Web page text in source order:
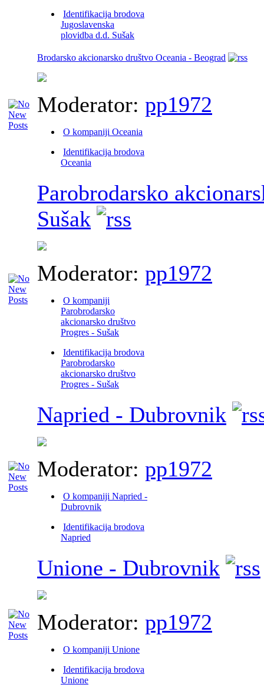
Identifikacija brodova
Jugoslavenska
plovidba d.d. Sušak
Brodarsko akcionarsko društvo Oceania - Beograd
Moderator: pp1972
O kompaniji Oceania
Identifikacija brodova
Oceania
Parobrodarsko
Sušak
Moderator: pp1972
O kompaniji
Parobrodarsko
akcionarsko društvo
Progres - Sušak
Identifikacija brodova
Parobrodarsko
akcionarsko društvo
Progres - Sušak
Napried - Dubrovnik
Moderator: pp1972
O kompaniji Napried -
Dubrovnik
Identifikacija brodova
Napried
Unione - Dubrovnik
Moderator: pp1972
O kompaniji Unione
Identifikacija brodova
Unione